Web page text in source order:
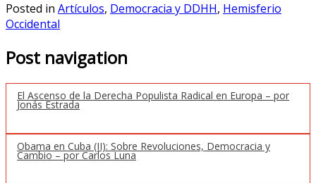
Posted in Artículos, Democracia y DDHH, Hemisferio
Occidental
Post navigation
El Ascenso de la Derecha Populista Radical en Europa – por
Jonás Estrada
Obama en Cuba (II): Sobre Revoluciones, Democracia y
Cambio – por Carlos Luna